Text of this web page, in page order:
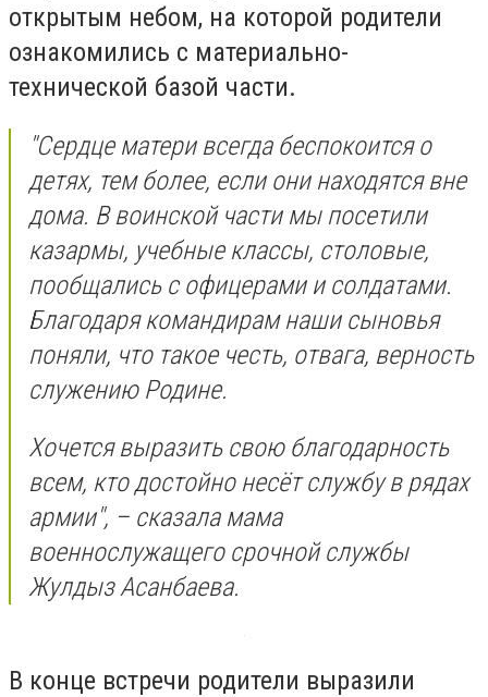
открытым небом, на которой родители
ознакомились с материально-
технической базой части.
"Сердце матери всегда беспокоится о
детях, тем более, если они находятся вне
дома. В воинской части мы посетили
казармы, учебные классы, столовые,
пообщались с офицерами и солдатами.
Благодаря командирам наши сыновья
поняли, что такое честь, отвага, верность
служению Родине.
Хочется выразить свою благодарность
всем, кто достойно несёт службу в рядах
армии", – сказала мама
военнослужащего срочной службы
Жулдыз Асанбаева.
В конце встречи родители выразили